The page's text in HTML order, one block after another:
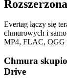
Evertag łączy się
chmurowych i
MP4, FLAC, OGG
Chmura
Drive